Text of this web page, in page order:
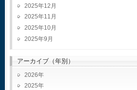
2025年12月
2025年11月
2025年10月
2025年9月
アーカイブ（年別）
2026
2025